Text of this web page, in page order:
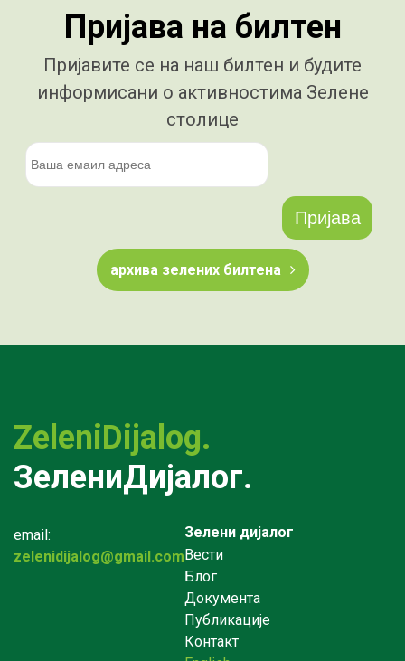
Пријава на билтен
Пријавите се на наш билтен и будите
информисани о активностима Зелене
столице
архива зелених билтена
ZeleniDijalog.
ЗелениДијалог.
email:
zelenidijalog@gmail.com
Зелени дијалог
Вести
Блог
Документа
Публикације
Контакт